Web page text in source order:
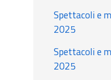
Spettacoli e
2025
Spettacoli e
2025